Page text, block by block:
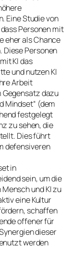
Eine Studie von
Personen mit
eher als Chance
Diese Personen
KI das
und nutzen KI
Arbeit
Gegensatz dazu
Mindset“ (dem
festgelegt
zu sehen, die
Dies führt
defensiveren
in
sein, um die
und KI zu
eine Kultur
schaffen
offener für
dieser
werden